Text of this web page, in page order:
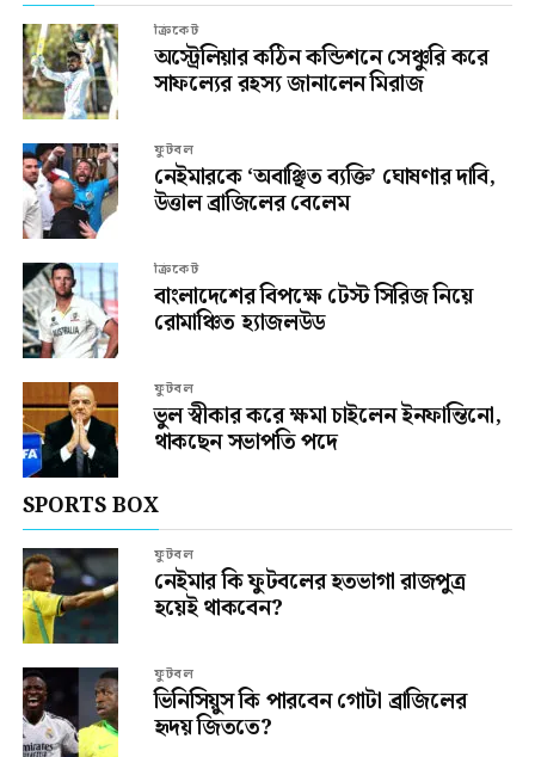
ক্রিকেট
অস্ট্রেলিয়ার কঠিন কন্ডিশনে সেঞ্চুরি করে
সাফল্যের রহস্য জানালেন মিরাজ
ফুটবল
নেইমারকে ‘অবাঞ্ছিত ব্যক্তি’ ঘোষণার দাবি,
উত্তাল ব্রাজিলের বেলেম
ক্রিকেট
বাংলাদেশের বিপক্ষে টেস্ট সিরিজ নিয়ে
রোমাঞ্চিত হ্যাজলউড
ফুটবল
ভুল স্বীকার করে ক্ষমা চাইলেন ইনফান্তিনো,
থাকছেন সভাপতি পদে
SPORTS BOX
ফুটবল
নেইমার কি ফুটবলের হতভাগা রাজপুত্র
হয়েই থাকবেন?
ফুটবল
ভিনিসিয়ুস কি পারবেন গোটা ব্রাজিলের
হৃদয় জিততে?